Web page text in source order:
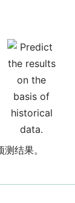
结果。